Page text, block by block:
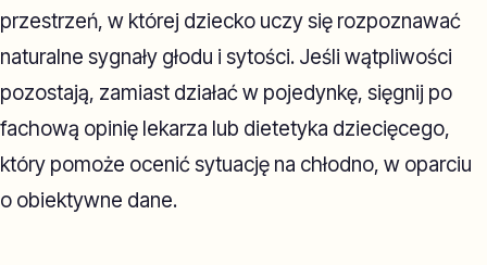
przestrzeń, w której dziecko uczy się rozpoznawać
naturalne sygnały głodu i sytości. Jeśli wątpliwości
pozostają, zamiast działać w pojedynkę, sięgnij po
fachową opinię lekarza lub dietetyka dziecięcego,
który pomoże ocenić sytuację na chłodno, w oparciu
o obiektywne dane.